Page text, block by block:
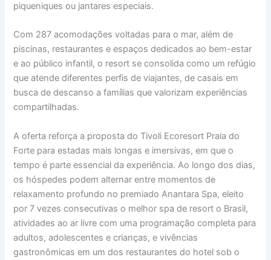
piqueniques ou jantares especiais.
Com 287 acomodações voltadas para o mar, além de
piscinas, restaurantes e espaços dedicados ao bem-estar
e ao público infantil, o resort se consolida como um refúgio
que atende diferentes perfis de viajantes, de casais em
busca de descanso a famílias que valorizam experiências
compartilhadas.
A oferta reforça a proposta do Tivoli Ecoresort Praia do
Forte para estadas mais longas e imersivas, em que o
tempo é parte essencial da experiência. Ao longo dos dias,
os hóspedes podem alternar entre momentos de
relaxamento profundo no premiado Anantara Spa, eleito
por 7 vezes consecutivas o melhor spa de resort o Brasil,
atividades ao ar livre com uma programação completa para
adultos, adolescentes e crianças, e vivências
gastronômicas em um dos restaurantes do hotel sob o